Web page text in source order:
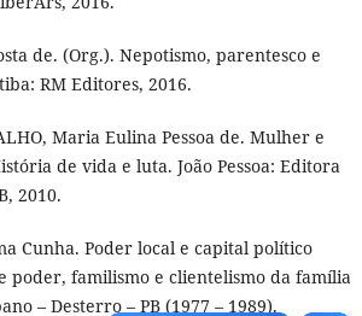
de. (Org.). Nepotismo, parentesco e
RM Editores, 2016.
Maria Eulina Pessoa de. Mulher e
de vida e luta. João Pessoa: Editora
2010.
Cunha. Poder local e capital político
poder, familismo e clientelismo da família
– Desterro – PB (1977 – 1989).